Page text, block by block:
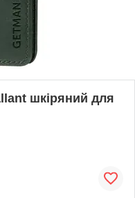
шкіряний для